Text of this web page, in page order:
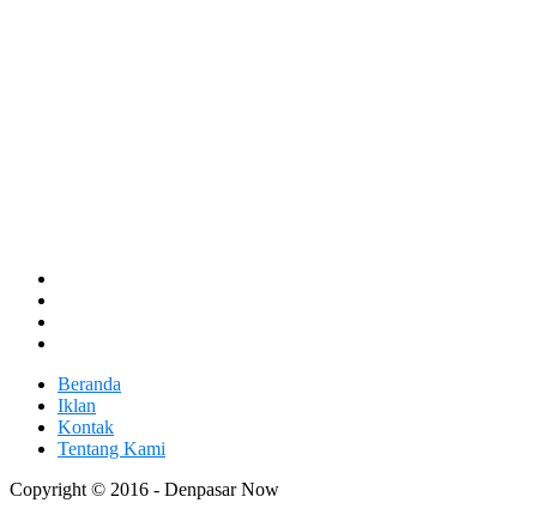
Beranda
Iklan
Kontak
Tentang Kami
Copyright © 2016 - Denpasar Now